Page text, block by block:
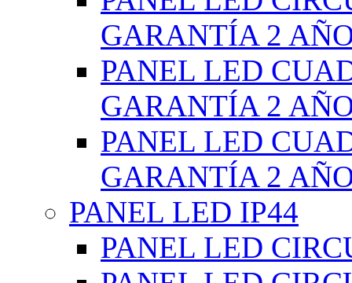
GARANTÍA 2
PANEL LED
GARANTÍA 2
PANEL LED
GARANTÍA 2
PANEL LED IP44
PANEL LED